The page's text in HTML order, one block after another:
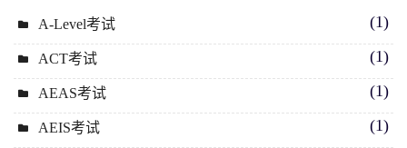
A-Level考试 (1)
ACT考试 (1)
AEAS考试 (1)
AEIS考试 (1)